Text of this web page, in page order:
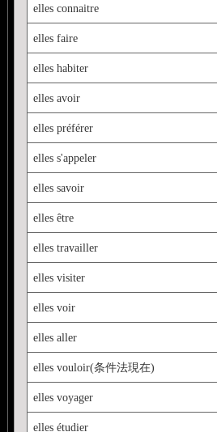
elles connaitre
elles faire
elles habiter
elles avoir
elles préférer
elles s'appeler
elles savoir
elles être
elles travailler
elles visiter
elles voir
elles aller
elles vouloir(条件法現在)
elles voyager
elles étudier